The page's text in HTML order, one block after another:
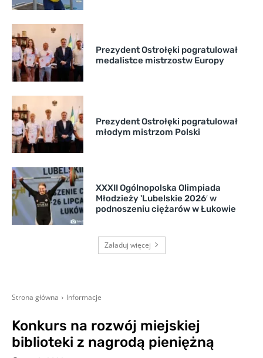
Prezydent Ostrołęki pogratulował
medalistce mistrzostw Europy
Prezydent Ostrołęki pogratulował
młodym mistrzom Polski
XXXII Ogólnopolska Olimpiada
Młodzieży 'Lubelskie 2026′ w
podnoszeniu ciężarów w Łukowie
Załaduj więcej